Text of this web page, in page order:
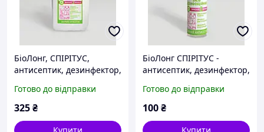
БіоЛонг, СПІРІТУС,
антисептик, дезинфектор,
дозатор 1л
Готово до відправки
325₴
БіоЛонг СПІРІТУС -
антисептик, дезинфектор,
тригер 0,25 л
Готово до відправки
100₴